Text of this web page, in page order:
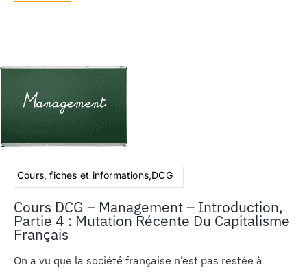
Cours, fiches et informations,DCG
Cours DCG – Management – Introduction,
Partie 4 : Mutation Récente Du Capitalisme
Français
On a vu que la société française n’est pas restée à